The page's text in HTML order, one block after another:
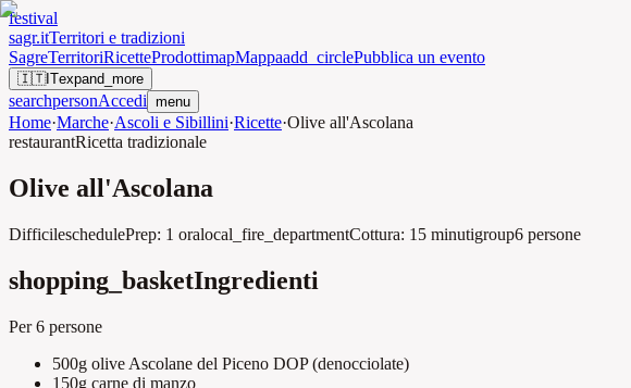
festival
sagr.itTerritori e tradizioni
SagreTerritoriRicetteProdottimapMappaadd_circlePubblica un evento
🇮🇹ITexpand_more
searchpersonAccedi menu
Home·Marche·Ascoli e Sibillini·Ricette·Olive all'Ascolana
restaurantRicetta tradizionale
Olive all'Ascolana
DifficileschedulePrep: 1 oralocal_fire_departmentCottura: 15 minutigroup6 persone
shopping_basketIngredienti
Per 6 persone
500g olive Ascolane del Piceno DOP(denocciolate)
150g carne di manzo